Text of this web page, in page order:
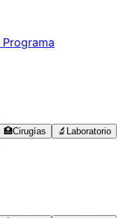
Programa
🏥Cirugías 🔬 Laboratorio